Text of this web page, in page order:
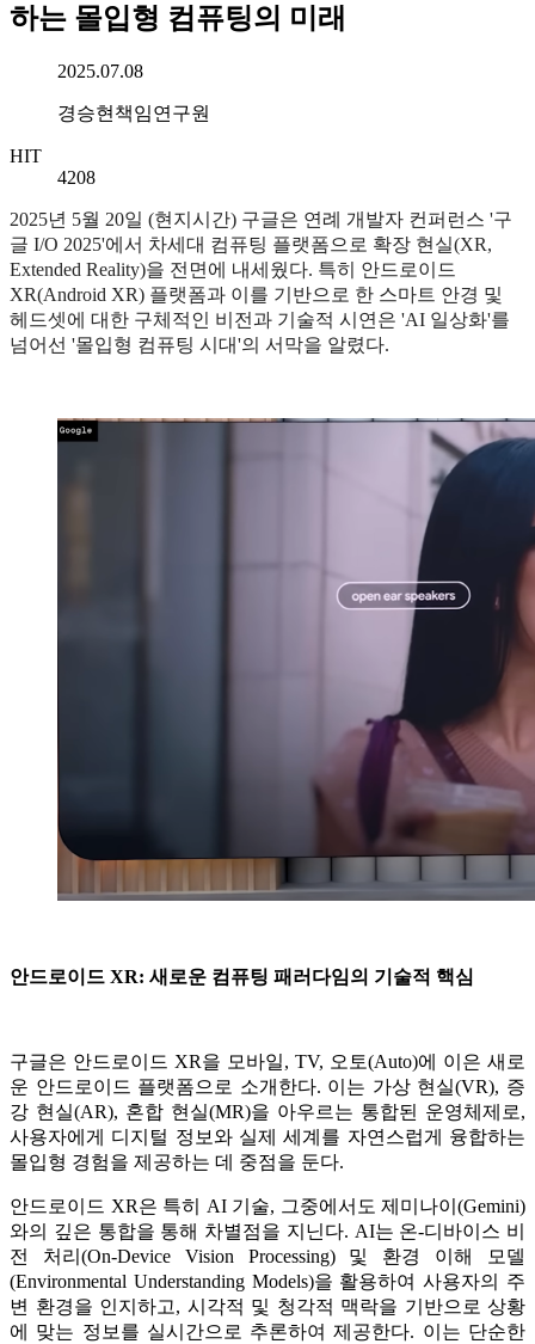
하는 몰입형 컴퓨팅의 미래
작성일시2025.07.08
작성자경승현책임연구원
HIT
4208
2025년 5월 20일 (현지시간) 구글은 연례 개발자 컨퍼런스 '구
글 I/O 2025'에서 차세대 컴퓨팅 플랫폼으로 확장 현실(XR,
Extended Reality)을 전면에 내세웠다. 특히 안드로이드
XR(Android XR) 플랫폼과 이를 기반으로 한 스마트 안경 및
헤드셋에 대한 구체적인 비전과 기술적 시연은 'AI 일상화'를
넘어선 '몰입형 컴퓨팅 시대'의 서막을 알렸다.
안드로이드 XR: 새로운 컴퓨팅 패러다임의 기술적 핵심
구글은 안드로이드 XR을 모바일, TV, 오토(Auto)에 이은 새로
운 안드로이드 플랫폼으로 소개한다. 이는 가상 현실(VR), 증
강 현실(AR), 혼합 현실(MR)을 아우르는 통합된 운영체제로,
사용자에게 디지털 정보와 실제 세계를 자연스럽게 융합하는
몰입형 경험을 제공하는 데 중점을 둔다.
안드로이드 XR은 특히 AI 기술, 그중에서도 제미나이(Gemini)
와의 깊은 통합을 통해 차별점을 지닌다. AI는 온-디바이스 비
전 처리(On-Device Vision Processing) 및 환경 이해 모델
(Environmental Understanding Models)을 활용하여 사용자의 주
변 환경을 인지하고, 시각적 및 청각적 맥락을 기반으로 상황
에 맞는 정보를 실시간으로 추론하여 제공한다. 이는 단순한